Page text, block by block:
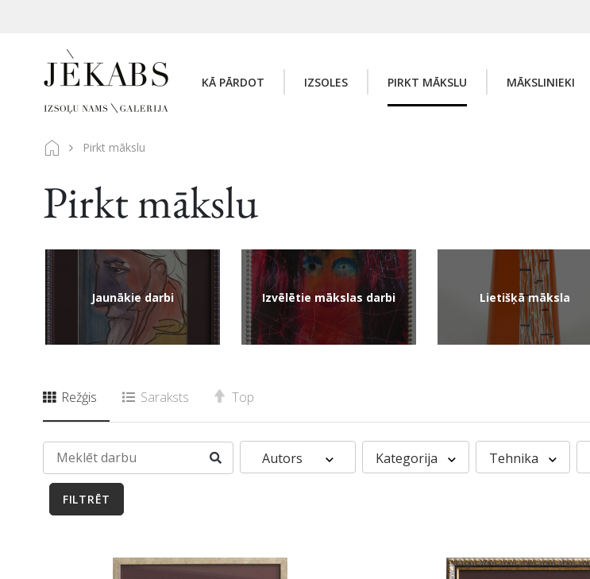
KĀ PĀRDOT IZSOLES PIRKT MĀKSLU MĀKSLINIEKI
Pirkt mākslu
Pirkt mākslu
Jaunākie darbi Izvēlētie mākslas darbi Lietišķā māksla
Režģis Saraksts Top
Autors Kategorija Tehnika